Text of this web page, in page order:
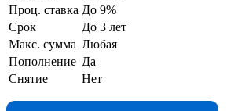
Проц. ставка До 9%
Срок
До 3 лет
Макс. сумма Любая
Пополнение Да
Снятие
Нет